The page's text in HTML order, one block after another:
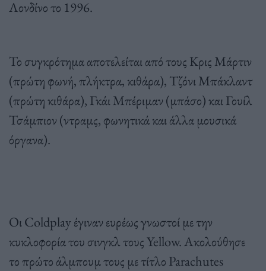
Λονδίνο το 1996.
Το συγκρότημα αποτελείται από τους Κρις Μάρτιν
(πρώτη φωνή, πλήκτρα, κιθάρα), Τζόνι Μπάκλαντ
(πρώτη κιθάρα), Γκάι Μπέριμαν (μπάσο) και Γουίλ
Τσάμπιον (ντραμς, φωνητικά και άλλα μουσικά
όργανα).
Οι Coldplay έγιναν ευρέως γνωστοί με την
κυκλοφορία του σινγκλ τους Yellow. Ακολούθησε
το πρώτο άλμπουμ τους με τίτλο Parachutes